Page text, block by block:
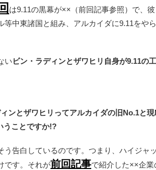
は9.11の黒幕が××（前回記事参照）で、
中東諸国と組み、アルカイダに9.11をや
いビン・ラディンとザワヒリ自身が9.11の
ンとザワヒリってアルカイダの旧No.1と
うことですか!?
告白しているのです。つまり、ハイジャ
です。それが前回記事で紹介した××企